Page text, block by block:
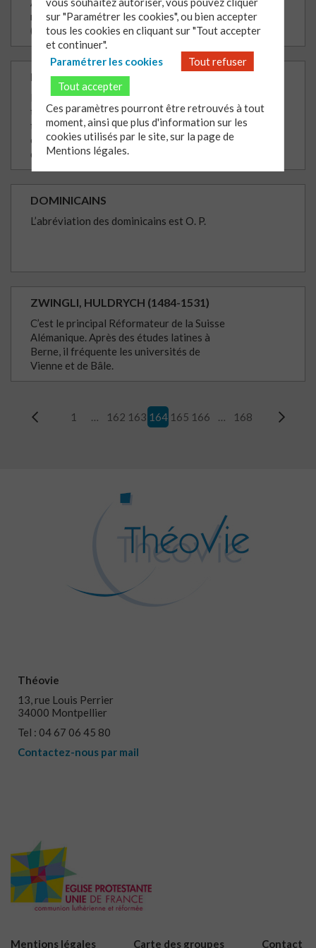
marchand, le prénomme Francesco
(François).
DISPUTE
Il s’agit d’une discussion publique sur une
thèse philosophique, scientifique ou
théologique. Dès l’Antiquité, Aristote Il
est disciple de Platon, précepteur et ami
d'Alexandre le Grand.
DOMINICAINS
L’abréviation des dominicains est O. P.
ZWINGLI, HULDRYCH (1484-1531)
C’est le principal Réformateur de la Suisse
Alémanique. Après des études latines à
Berne, il fréquente les universités de
Vienne et de Bâle.
1 … 162 163 164 165 166 … 168
Théovie
13, rue Louis Perrier
34000 Montpellier
Tel : 04 67 06 45 80
Contactez-nous par mail
Mentions légales Carte des groupes Contact
sur "Paramétrer les cookies", ou bien accepter
tous les cookies en cliquant sur "Tout accepter
et continuer".
Paramétrer les cookies
Tout refuser
Tout accepter
Ces paramètres pourront être retrouvés à tout
moment, ainsi que plus d'information sur les
cookies utilisés par le site, sur la page de
Mentions légales.